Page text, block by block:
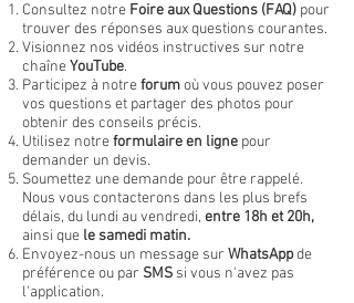
Consultez notre Foire aux Questions (FAQ) pour
trouver des réponses aux questions courantes.
Visionnez nos vidéos instructives sur notre
chaîneYouTube.
Participez à notreforumoù vous pouvez poser
vos questions et partager des photos pour
obtenir des conseils précis.
Utilisez notreformulaire en ligne pour
demander un devis.
Soumettez une demande pour être rappelé.
Nous vous contacterons dans les plus brefs
délais, du lundi au vendredi, entre 18h et 20h,
ainsi que le samedi matin.
Envoyez-nous un message sur WhatsAppde
préférence ou par SMS si vous n'avez pas
l'application.